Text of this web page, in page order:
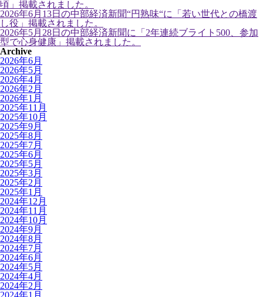
頃」掲載されました。
2026年6月13日の中部経済新聞“円熟味“に「若い世代との橋渡
し役」掲載されました。
2026年5月28日の中部経済新聞に「2年連続ブライト500、参加
型で心身健康」掲載されました。
Archive
2026年6月
2026年5月
2026年4月
2026年2月
2026年1月
2025年11月
2025年10月
2025年9月
2025年8月
2025年7月
2025年6月
2025年5月
2025年3月
2025年2月
2025年1月
2024年12月
2024年11月
2024年10月
2024年9月
2024年8月
2024年7月
2024年6月
2024年5月
2024年4月
2024年2月
2024年1月